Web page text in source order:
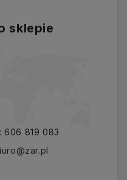
sklepie
606 819 083